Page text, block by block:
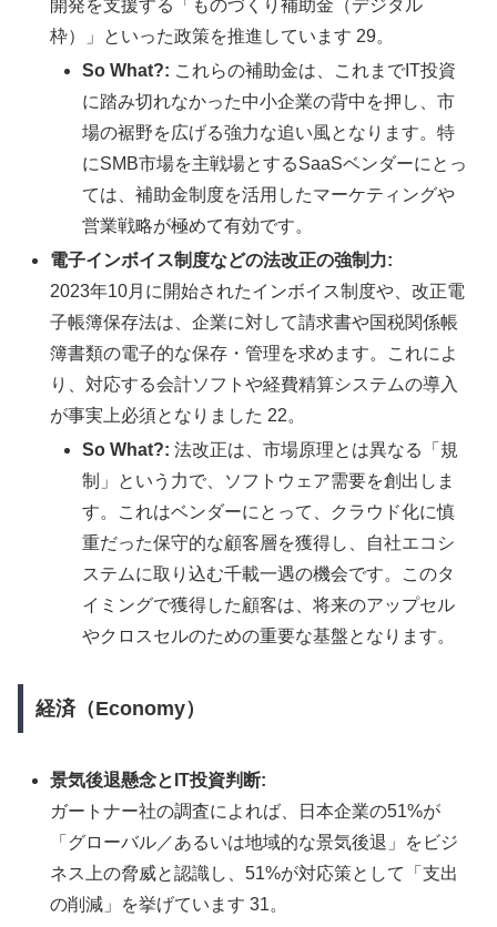
開発を支援する「ものづくり補助金（デジタル
枠）」といった政策を推進しています 29。
So What?: これらの補助金は、これまでIT投資
に踏み切れなかった中小企業の背中を押し、市
場の裾野を広げる強力な追い風となります。特
にSMB市場を主戦場とするSaaSベンダーにとっ
ては、補助金制度を活用したマーケティングや
営業戦略が極めて有効です。
電子インボイス制度などの法改正の強制力:
2023年10月に開始されたインボイス制度や、改正電
子帳簿保存法は、企業に対して請求書や国税関係帳
簿書類の電子的な保存・管理を求めます。これによ
り、対応する会計ソフトや経費精算システムの導入
が事実上必須となりました 22。
So What?: 法改正は、市場原理とは異なる「規
制」という力で、ソフトウェア需要を創出しま
す。これはベンダーにとって、クラウド化に慎
重だった保守的な顧客層を獲得し、自社エコシ
ステムに取り込む千載一遇の機会です。このタ
イミングで獲得した顧客は、将来のアップセル
やクロスセルのための重要な基盤となります。
経済（Economy）
景気後退懸念とIT投資判断:
ガートナー社の調査によれば、日本企業の51%が
「グローバル／あるいは地域的な景気後退」をビジ
ネス上の脅威と認識し、51%が対応策として「支出
の削減」を挙げています 31。